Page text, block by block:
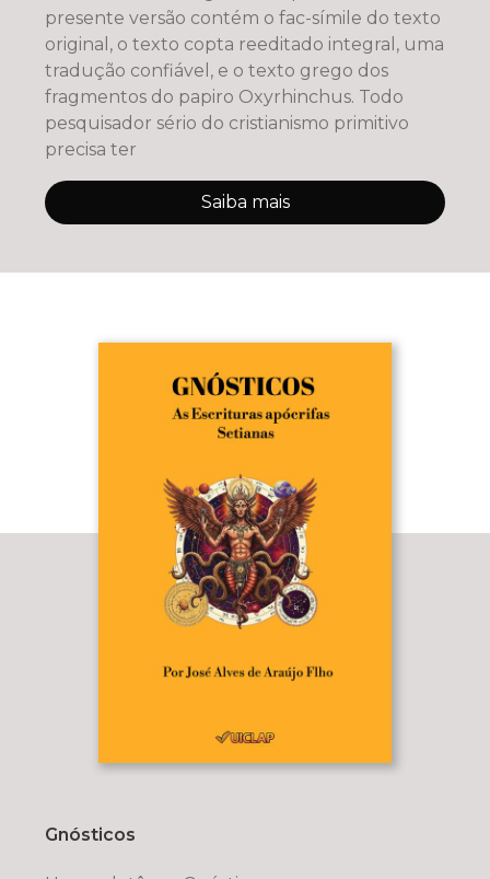
presente versão contém o fac-símile do texto
original, o texto copta reeditado integral, uma
tradução confiável, e o texto grego dos
fragmentos do papiro Oxyrhinchus. Todo
pesquisador sério do cristianismo primitivo
precisa ter
Saiba mais
Gnósticos